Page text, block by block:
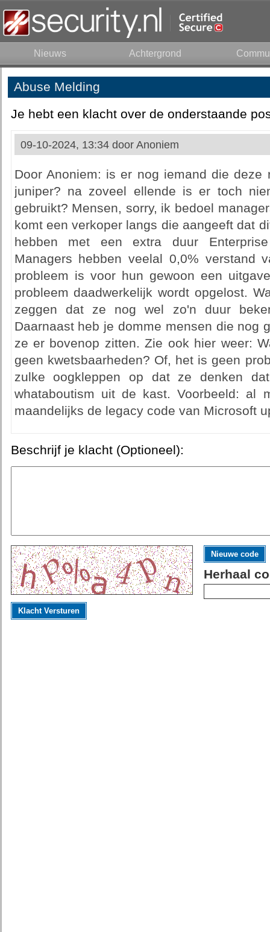
Nieuws Achtergrond
Abuse Melding
Je hebt een klacht over de onderstaande
09-10-2024, 13:34 door Anoniem
Door Anoniem: is er nog iemand die
juniper? na zoveel ellende is er toch
gebruikt? Mensen, sorry, ik bedoel
komt een verkoper langs die aangeeft dat
hebben met een extra duur
Managers hebben veelal 0,0% verstand
probleem is voor hun gewoon een
probleem daadwerkelijk wordt opgelost.
zeggen dat ze nog wel zo'n duur
Daarnaast heb je domme mensen die nog
ze er bovenop zitten. Zie ook hier weer:
geen kwetsbaarheden? Of, het is geen
zulke oogkleppen op dat ze denken
whataboutism uit de kast. Voorbeeld: al
maandelijks de legacy code van Microsoft
Beschrijf je klacht (Optioneel):
Nieuwe code
Herhaal
Klacht Versturen